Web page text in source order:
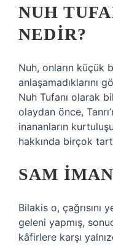
NUH
NEDIR?
Nuh, onların küçük
anlaşamadıklarını
Nuh Tufanı olarak
olaydan önce,
inananların
hakkında birçok
SAM
Bilakis o, çağrısını
geleni yapmış,
kâfirlere karşı